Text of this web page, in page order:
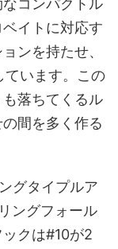
コンパクトル
イトに対応す
ンを持たせ、
ています。この
落ちてくるル
間を多く作る
グタイプルア
ングフォール
クは#10が2